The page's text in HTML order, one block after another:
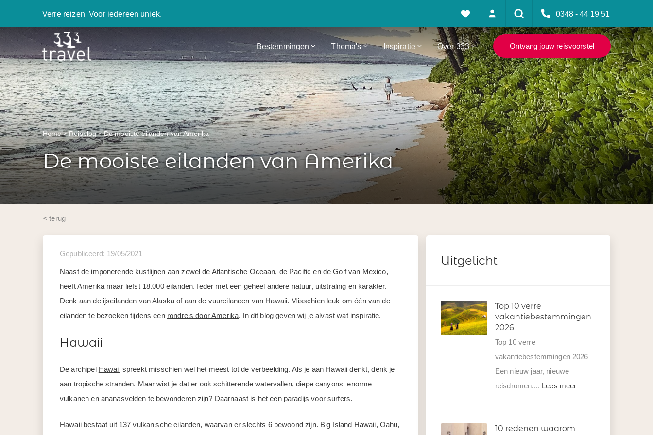
Verre reizen. Voor iedereen uniek. 0348 - 44 19 51
Bestemmingen Thema's Inspiratie Over 333 Ontvang jouw reisvoorstel
Home Reisblog De mooiste eilanden van Amerika
De mooiste eilanden van Amerika
< terug
Gepubliceerd: 19/05/2021
Naast de imponerende kustlijnen aan zowel de Atlantische Oceaan, de Pacific en de Golf van Mexico,
heeft Amerika maar liefst 18.000 eilanden. Ieder met een geheel andere natuur, uitstraling en karakter.
Denk aan de ijseilanden van Alaska of aan de vuureilanden van Hawaii. Misschien leuk om één van de
eilanden te bezoeken tijdens een rondreis door Amerika. In dit blog geven wij je alvast wat inspiratie.
Hawaii
De archipel Hawaiispreekt misschien wel het meest tot de verbeelding. Als je aan Hawaii denkt, denk je
aan tropische stranden. Maar wist je dat er ook schitterende watervallen, diepe canyons, enorme
vulkanen en ananasvelden te bewonderen zijn? Daarnaast is het een paradijs voor surfers.
Hawaii bestaat uit 137 vulkanische eilanden, waarvan er slechts 6 bewoond zijn. Big Island Hawaii, Oahu,
Uitgelicht
Top 10 verre
vakantiebestemmingen
2026
Top 10 verre
vakantiebestemmingen 2026
Een nieuw jaar, nieuwe
reisdromen.... Lees meer
10 redenen waarom